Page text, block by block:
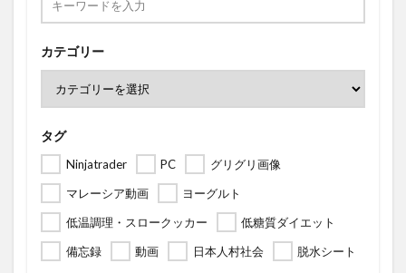
カテゴリー
タグ
Ninjatrader PC
グリグリ画像
マレーシア動画
ヨーグルト
低温調理・スロークッカー
低糖質ダイエット
備忘録
動画 日本人村社会 脱水シート